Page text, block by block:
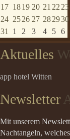
17 1819 20 21 22 23
24 2526 27 282930
31
1 2 3 4 5 6
Aktuelles
app hotel Witten
Newsletter
Mit unserem
Nachtangeln,